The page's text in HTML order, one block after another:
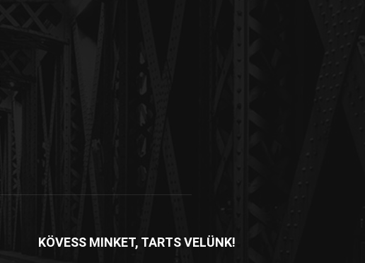
KÖVESS MINKET, TARTS VELÜNK!